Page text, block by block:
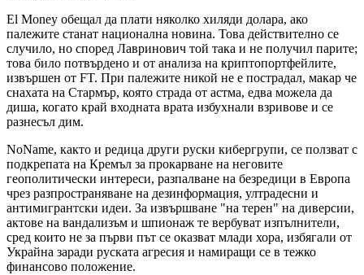
El Money обещал да плати няколко хиляди долара, ако
палежите станат национална новина. Това действително се
случило, но според Лавринович той така и не получил парите;
това било потвърдено и от анализа на криптопортфейлите,
извършен от FT. При палежите никой не е пострадал, макар че
снахата на Стармър, която страда от астма, едва можела да
диша, когато край входната врата избухнали взривове и се
разнесъл дим.
NoName, както и редица други руски кибергрупи, се ползват с
подкрепата на Кремъл за прокарване на неговите
геополитически интереси, разпалване на безредици в Европа
чрез разпространяване на дезинформация, ултрадесни и
антимигрантски идеи. За извършване "на терен" на диверсии,
актове на вандализъм и шпионаж те вербуват изпълнители,
сред които не за първи път се оказват млади хора, избягали от
Украйна заради руската агресия и намиращи се в тежко
финансово положение.